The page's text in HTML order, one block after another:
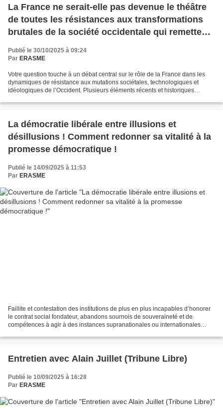
La France ne serait-elle pas devenue le théâtre
de toutes les résistances aux transformations
brutales de la société occidentale qui remettent
et l'universalité de ses principes et valeurs ?
Publié le 30/10/2025 à 09:24
Par ERASME
Votre question touche à un débat central sur le rôle de la France dans les
dynamiques de résistance aux mutations sociétales, technologiques et
idéologiques de l’Occident. Plusieurs éléments récents et historiques
La démocratie libérale entre illusions et
désillusions ! Comment redonner sa vitalité à la
promesse démocratique !
Publié le 14/09/2025 à 11:53
Par ERASME
Faillite et contestation des institutions de plus en plus incapables d’honorer
le contrat social fondateur, abandons sournois de souveraineté et de
compétences à agir à des instances supranationales ou internationales
Entretien avec Alain Juillet (Tribune Libre)
Publié le 10/09/2025 à 16:28
Par ERASME